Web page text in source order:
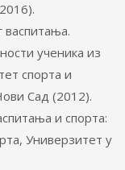
васпитања.
ученика из
спорта и
Сад (2012).
и спорта:
Универзитет у